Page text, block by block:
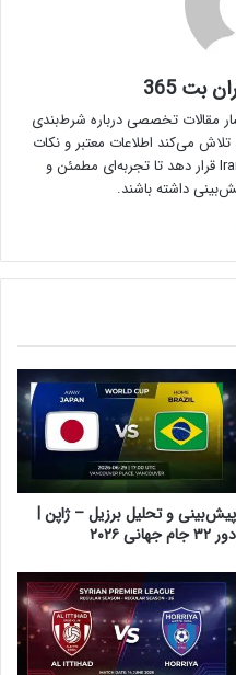
بت 365
ایران بت 365 با انتشار مقالات تخصصی درباره شرط‌بندی
تلاش می‌کند اطلاعات معتبر و نکات
کاربردی را در اختیار کاربران Iranbet365 قرار دهد تا تجربه‌ای مطمئن و
داشته باشند.
پیش‌بینی و تحلیل برزیل – ژاپن |
دور ۳۲ جام جهانی ۲۰۲۶